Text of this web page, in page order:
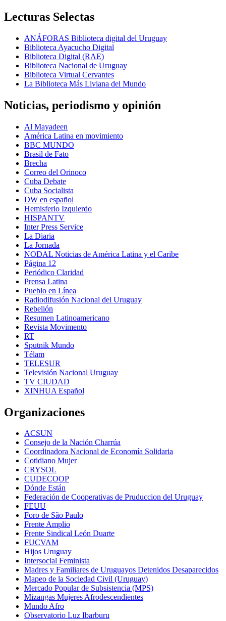
Lecturas Selectas
ANÁFORAS Biblioteca digital del Uruguay
Biblioteca Ayacucho Digital
Biblioteca Digital (RAE)
Biblioteca Nacional de Uruguay
Biblioteca Virtual Cervantes
La Biblioteca Más Liviana del Mundo
Noticias, periodismo y opinión
Al Mayadeen
América Latina en movimiento
BBC MUNDO
Brasil de Fato
Brecha
Correo del Orinoco
Cuba Debate
Cuba Socialista
DW en español
Hemisferio Izquierdo
HISPANTV
Inter Press Service
La Diaria
La Jornada
NODAL Noticias de América Latina y el Caribe
Página 12
Periódico Claridad
Prensa Latina
Pueblo en Línea
Radiodifusión Nacional del Uruguay
Rebelión
Resumen Latinoamericano
Revista Movimento
RT
Sputnik Mundo
Télam
TELESUR
Televisión Nacional Uruguay
TV CIUDAD
XINHUA Español
Organizaciones
ACSUN
Consejo de la Nación Charrúa
Coordinadora Nacional de Economía Solidaria
Cotidiano Mujer
CRYSOL
CUDECOOP
Dónde Están
Federación de Cooperativas de Pruduccion del Uruguay
FEUU
Foro de São Paulo
Frente Amplio
Frente Sindical León Duarte
FUCVAM
Hijos Uruguay
Intersocial Feminista
Madres y Familiares de Uruguayos Detenidos Desaparecidos
Mapeo de la Sociedad Civil (Uruguay)
Mercado Popular de Subsistencia (MPS)
Mizangas Mujeres Afrodescendientes
Mundo Afro
Observatorio Luz Ibarburu